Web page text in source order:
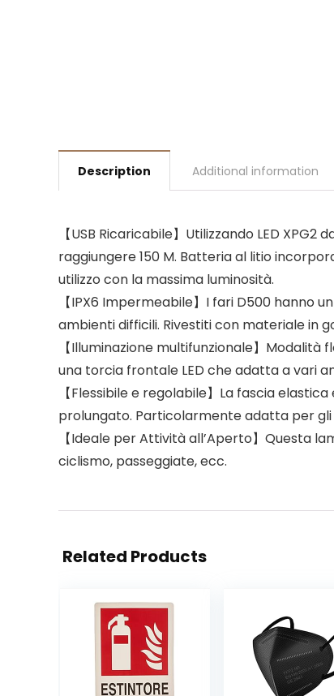
Description Additional information
【USB Ricaricabile】Utilizzando LED
raggiungere 150 M. Batteria al litio
utilizzo con la massima luminosità.
【IPX6 Impermeabile】I fari D500 hanno
ambienti difficili. Rivestiti con materiale in
【Illuminazione multifunzionale】
una torcia frontale LED che adatta a vari
【Flessibile e regolabile】La fascia
prolungato. Particolarmente adatta per
【Ideale per Attività all’Aperto】Questa
ciclismo, passeggiate, ecc.
Related Products